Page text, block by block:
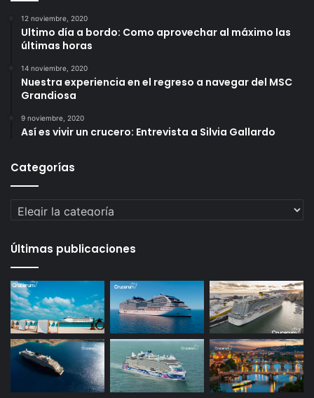
12 noviembre, 2020
Ultimo día a bordo: Como aprovechar al máximo las
últimas horas
14 noviembre, 2020
Nuestra experiencia en el regreso a navegar del MSC
Grandiosa
9 noviembre, 2020
Así es vivir un crucero: Entrevista a Silvia Gallardo
Categorías
Categorías
Últimas publicaciones